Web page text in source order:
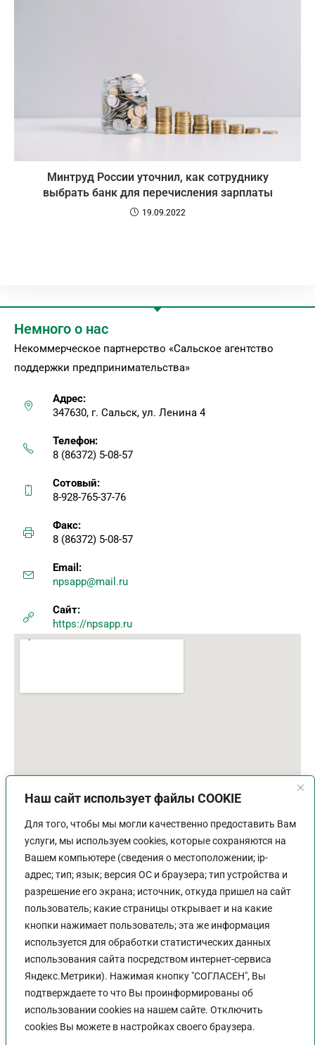
Наш сайт использует файлы COOKIE
Для того, чтобы мы могли качественно предоставить Вам
услуги, мы используем cookies, которые сохраняются на
Вашем компьютере (сведения о местоположении; ip-
адрес; тип; язык; версия ОС и браузера; тип устройства и
разрешение его экрана; источник, откуда пришел на сайт
пользователь; какие страницы открывает и на какие
кнопки нажимает пользователь; эта же информация
используется для обработки статистических данных
использования сайта посредством интернет-сервиса
Яндекс.Метрики). Нажимая кнопку "СОГЛАСЕН", Вы
подтверждаете то что Вы проинформированы об
использовании cookies на нашем сайте. Отключить
cookies Вы можете в настройках своего браузера.
Минтруд России уточнил, как сотруднику
выбрать банк для перечисления зарплаты
19.09.2022
Немного о нас
Некоммерческое партнерство «Сальское агентство
поддержки предпринимательства»
Адрес:
347630, г. Сальск, ул. Ленина 4
Телефон:
8 (86372) 5-08-57
Сотовый:
8-928-765-37-76
Факс:
8 (86372) 5-08-57
Email:
npsapp@mail.ru
Сайт:
https://npsapp.ru
График работы
Пн-Пт:9:00 - 18:00
Перерыв:13:00 - 14:00
Выходной:Сб - Вс